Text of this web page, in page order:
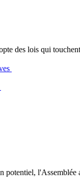
des lois qui
potentiel, l'Assemblée